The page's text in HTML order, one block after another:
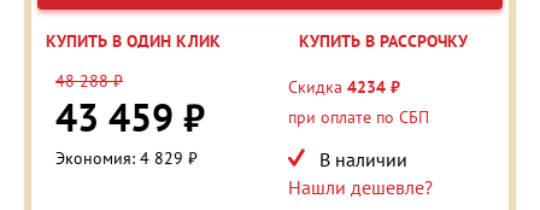
КУПИТЬ В ОДИН КЛИК
КУПИТЬ В РАССРОЧКУ
48 288 ₽
43 459 ₽
Экономия: 4 829 ₽
Скидка 4234 ₽
при оплате по СБП
В наличии
Нашли дешевле?